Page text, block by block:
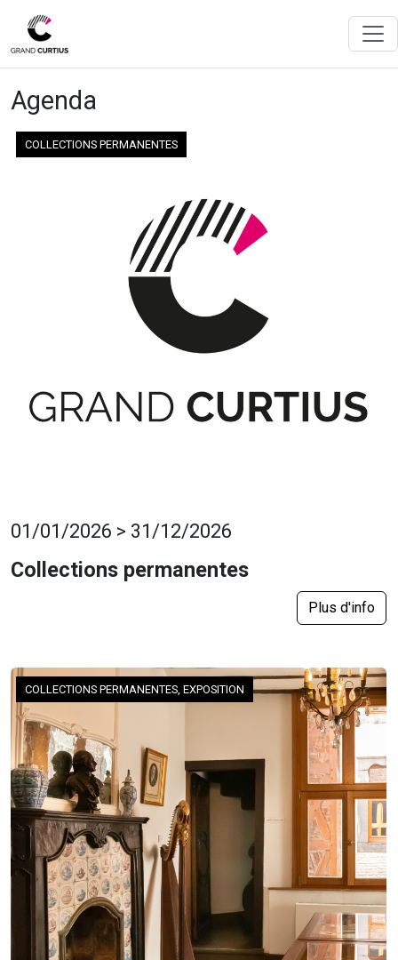
Agenda
COLLECTIONS PERMANENTES
01/01/2026 > 31/12/2026
Collections permanentes
Plus d'info
COLLECTIONS PERMANENTES, EXPOSITION